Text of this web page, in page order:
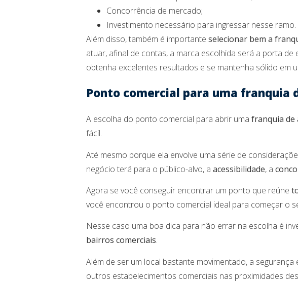
Concorrência de mercado;
Investimento necessário para ingressar nesse ramo.
Além disso, também é importante selecionar bem a
atuar, afinal de contas, a marca escolhida será a porta
obtenha excelentes resultados e se mantenha sólido em
Ponto comercial para uma franquia
A escolha do ponto comercial para abrir uma franquia de
fácil.
Até mesmo porque ela envolve uma série de
negócio terá para o público-alvo, a acessibilidade, a
Agora se você conseguir encontrar um ponto que reúne
você encontrou o ponto comercial ideal para começar o
Nesse caso uma boa dica para não errar na escolha é
bairros comerciais.
Além de ser um local bastante movimentado, a
outros estabelecimentos comerciais nas proximidades